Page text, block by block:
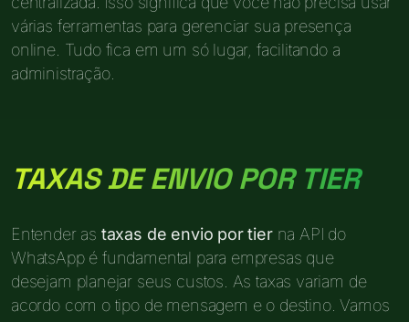
várias ferramentas para gerenciar sua presença
online. Tudo fica em um só lugar, facilitando a
administração.
TAXAS DE ENVIO POR TIER
Entender as taxas de envio por tierna API do
WhatsApp é fundamental para empresas que
desejam planejar seus custos. As taxas variam de
acordo com o tipo de mensagem e o destino. Vamos